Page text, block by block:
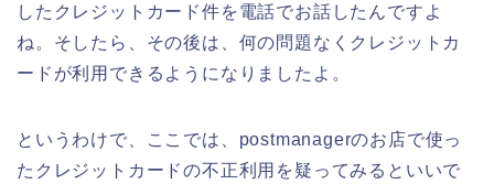
したクレジットカード件を電話でお話したんですよ
ね。そしたら、その後は、何の問題なくクレジットカ
ードが利用できるようになりましたよ。
というわけで、ここでは、postmanagerのお店で使っ
たクレジットカードの不正利用を疑ってみるといいで